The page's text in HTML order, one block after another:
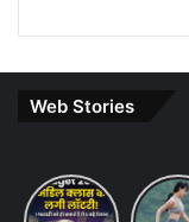
Web Stories
Budget
2026
7
to